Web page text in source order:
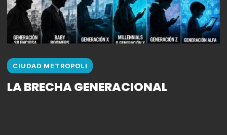
CIUDAD METROPOLI
LA BRECHA GENERACIONAL